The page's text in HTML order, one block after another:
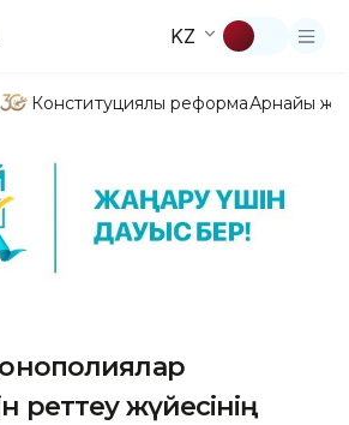
KZ
Конституциялық реформаАрнайы
реттеу жүйесінің